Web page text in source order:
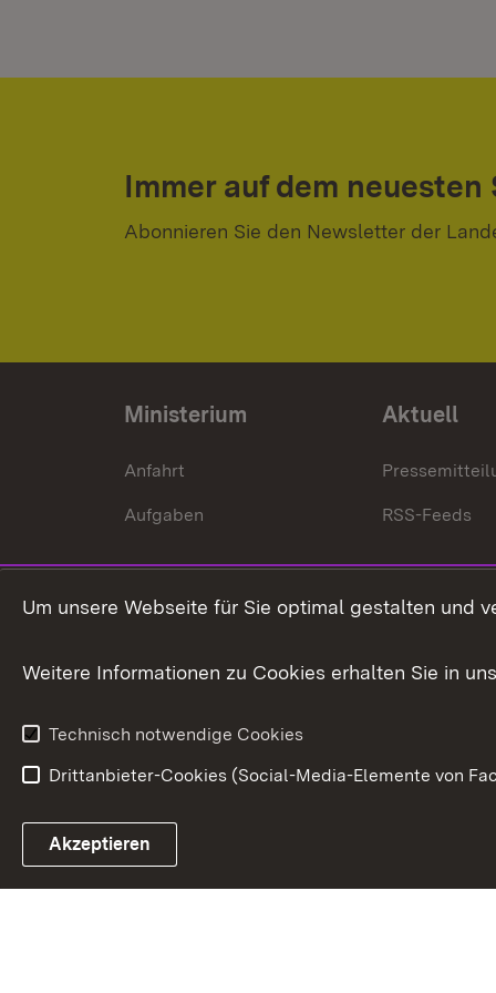
Immer auf dem neuesten
Abonnieren Sie den Newsletter der
Ministerium
Anfahrt
Aufgaben
Aktuell
RSS-Feeds
Link zum Landesportal
Um unsere Webseite für Sie optimal gestalten und
Weitere Informationen zu Cookies erhalten Sie in
Technisch notwendige Cookies
Drittanbieter-Cookies (Social-Media-Elemente von
Akzeptieren